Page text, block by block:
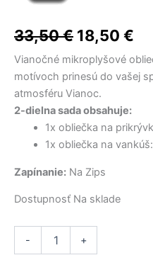
33,50€ bola:
33,50 €.
18,50 €
Vianočné mikroplyšové
motívoch prinesú do vašej
atmosféru Vianoc.
2-dielna sada obsahuje:
1x obliečka na
1x obliečka na
Zapínanie: Na Zips
Dostupnosť Na sklade
-
2-
dielna
sada
ozdoby
M3020
+
36,50 €.
17,50 €.
15,50 €.